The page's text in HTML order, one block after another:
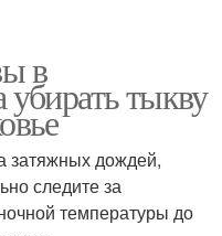
в
тыкву
затяжных дождей,
следите за
температуры до